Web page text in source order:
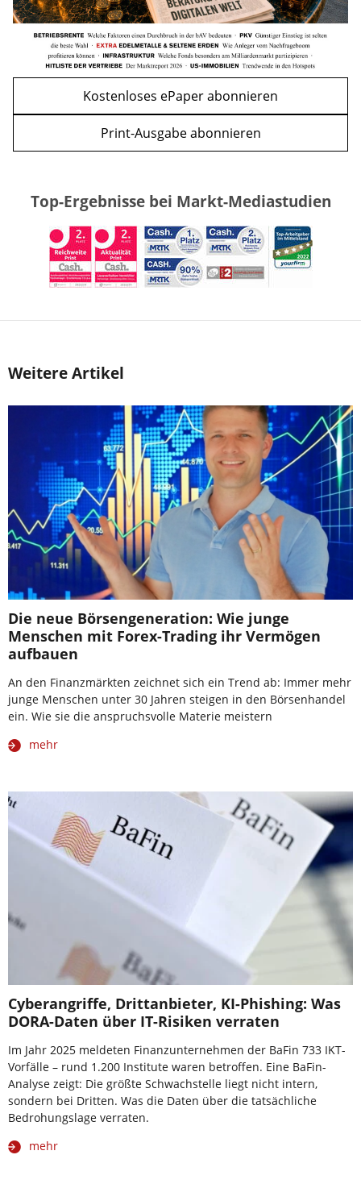
Kostenloses ePaper abonnieren
Print-Ausgabe abonnieren
Top-Ergebnisse bei Markt-Mediastudien
Weitere Artikel
Die neue Börsengeneration: Wie junge
Menschen mit Forex-Trading ihr Vermögen
aufbauen
An den Finanzmärkten zeichnet sich ein Trend ab: Immer mehr
junge Menschen unter 30 Jahren steigen in den Börsenhandel
ein. Wie sie die anspruchsvolle Materie meistern
mehr
Cyberangriffe, Drittanbieter, KI-Phishing: Was
DORA-Daten über IT-Risiken verraten
Im Jahr 2025 meldeten Finanzunternehmen der BaFin 733 IKT-
Vorfälle – rund 1.200 Institute waren betroffen. Eine BaFin-
Analyse zeigt: Die größte Schwachstelle liegt nicht intern,
sondern bei Dritten. Was die Daten über die tatsächliche
Bedrohungslage verraten.
mehr